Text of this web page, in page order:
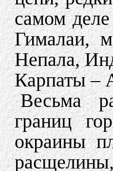
самом
Гималаи,
Непала,
Карпаты –
Весьма
границ
окраины